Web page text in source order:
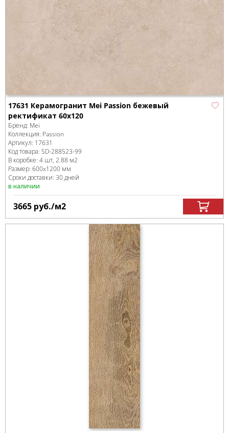
17631 Керамогранит Mei Passion бежевый
ректификат 60x120
Бренд: Mei
Коллекция: Passion
Артикул: 17631
Код товара: SD-288523-99
В коробке: 4 шт, 2.88 м2
Размер: 600x1200 мм
Сроки доставки: 30 дней
в наличии
3665 руб./м2